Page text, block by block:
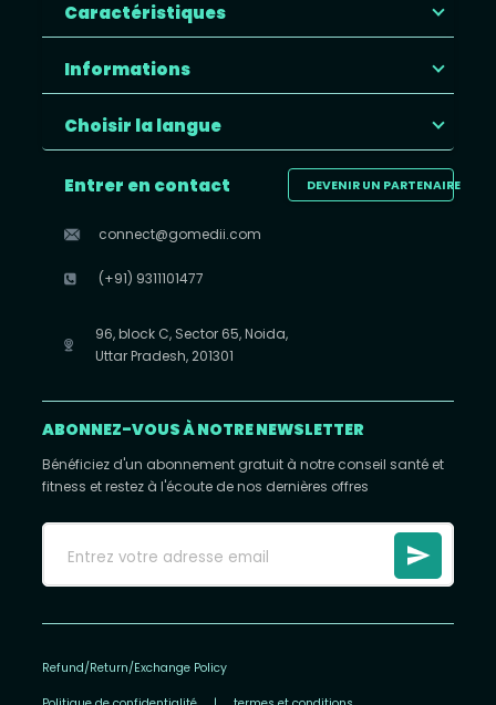
Caractéristiques
Informations
Choisir la langue
DEVENIR UN PARTENAIRE
Entrer en contact
connect@gomedii.com
(+91) 9311101477
96, block C, Sector 65, Noida,
Uttar Pradesh, 201301
ABONNEZ-VOUS À NOTRE NEWSLETTER
Bénéficiez d'un abonnement gratuit à notre conseil santé et
fitness et restez à l'écoute de nos dernières offres
Refund/Return/Exchange Policy